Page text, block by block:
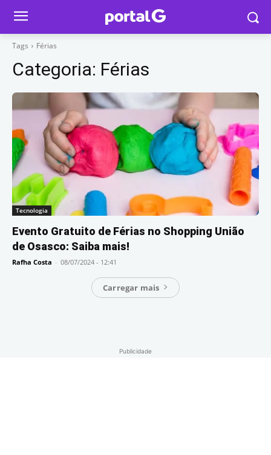
Tags Férias
Categoria: Férias
Tecnologia
Evento Gratuito de Férias no Shopping União
de Osasco: Saiba mais!
Rafha Costa - 08/07/2024 - 12:41
Carregar mais
Publicidade